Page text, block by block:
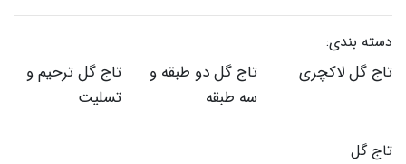
دسته بندی:
تاج گل لاکچری
تاج گل دو طبقه و
سه طبقه
تاج گل ترحیم و
تسلیت
تاج گل